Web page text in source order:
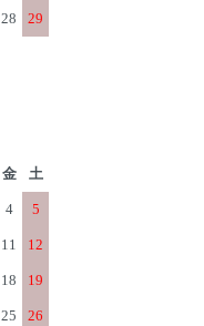
28 29
金 土
4 5
11 12
18 19
25 26